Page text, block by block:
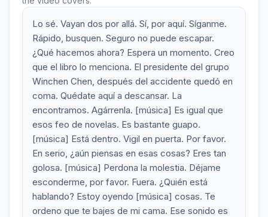
Lo sé. Vayan dos por allá. Sí, por aquí. Síganme.
Rápido, busquen. Seguro no puede escapar.
¿Qué hacemos ahora? Espera un momento. Creo
que el libro lo menciona. El presidente del grupo
Winchen Chen, después del accidente quedó en
coma. Quédate aquí a descansar. La
encontramos. Agárrenla. [música] Es igual que
esos feo de novelas. Es bastante guapo.
[música] Está dentro. Vigil en puerta. Por favor.
En serio, ¿aún piensas en esas cosas? Eres tan
golosa. [música] Perdona la molestia. Déjame
esconderme, por favor. Fuera. ¿Quién está
hablando? Estoy oyendo [música] cosas. Te
ordeno que te bajes de mi cama. Ese sonido es